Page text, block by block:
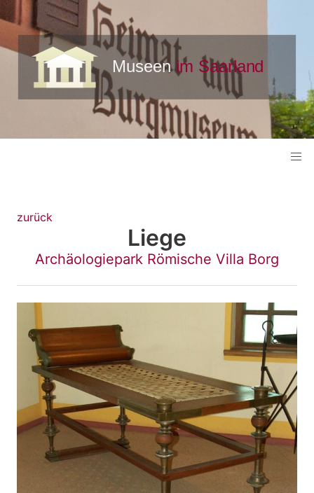
zurück
Liege
Archäologiepark Römische Villa Borg